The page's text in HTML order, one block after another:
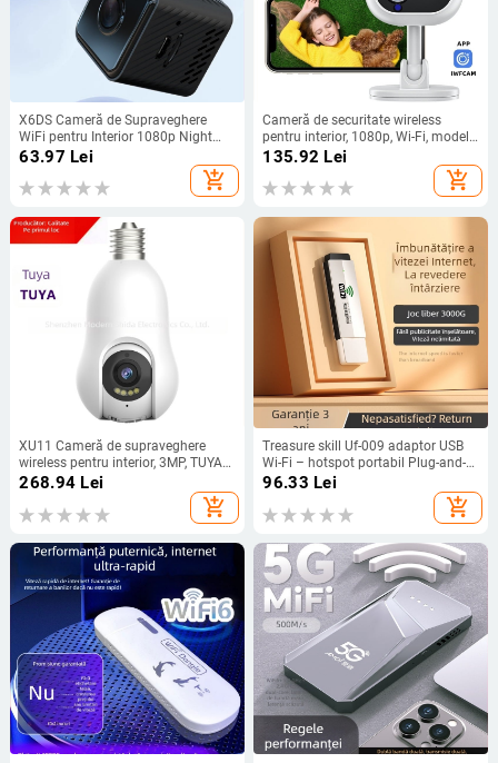
X6DS Cameră de Supraveghere
WiFi pentru Interior 1080p Night
Vision cu Detecție de Alarmă
63.97 Lei
add_shopping_cart
Cameră de securitate wireless
pentru interior, 1080p, Wi-Fi, model
A4
135.92 Lei
add_shopping_cart
XU11 Cameră de supraveghere
wireless pentru interior, 3MP, TUYA
APP, rază 30 m
268.94 Lei
add_shopping_cart
Treasure skill Uf-009 adaptor USB
Wi-Fi – hotspot portabil Plug-and-
Play, 2,4 GHz, cu suport pentru
96.33 Lei
add_shopping_cart